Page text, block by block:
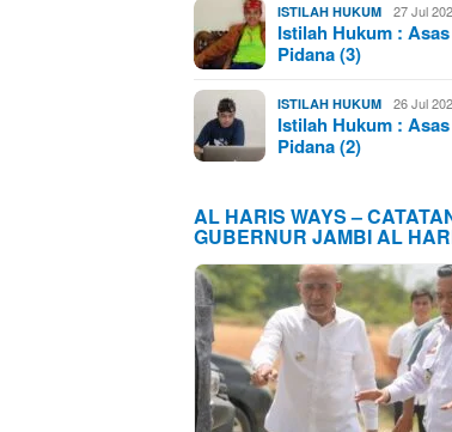
ISTILAH HUKUM 27 Jul
Istilah Hukum :
Pidana (3)
ISTILAH HUKUM 26 Jul
Istilah Hukum :
Pidana (2)
AL HARIS WAYS –
GUBERNUR JAMBI AL